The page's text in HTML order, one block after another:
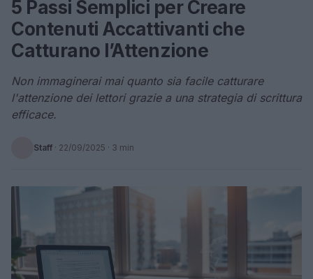
5 Passi Semplici per Creare
Contenuti Accattivanti che
Catturano l’Attenzione
Non immaginerai mai quanto sia facile catturare
l'attenzione dei lettori grazie a una strategia di scrittura
efficace.
Staff · 22/09/2025 · 3 min